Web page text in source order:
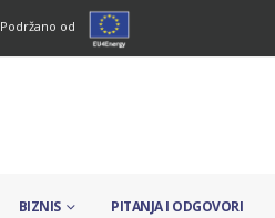
Podržano od
BIZNIS PITANJA I ODGOVORI